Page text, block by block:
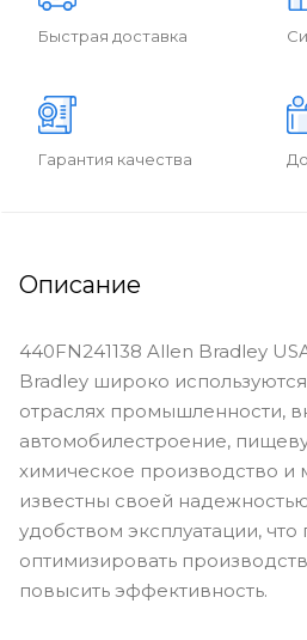
Быстрая доставка
Гарантия качества
Описание
440FN241138 Allen Bradley
Bradley широко
отраслях промышленности,
автомобилестроение,
химическое производство и
известны своей
удобством эксплуатации,
оптимизировать
повысить эффективность.